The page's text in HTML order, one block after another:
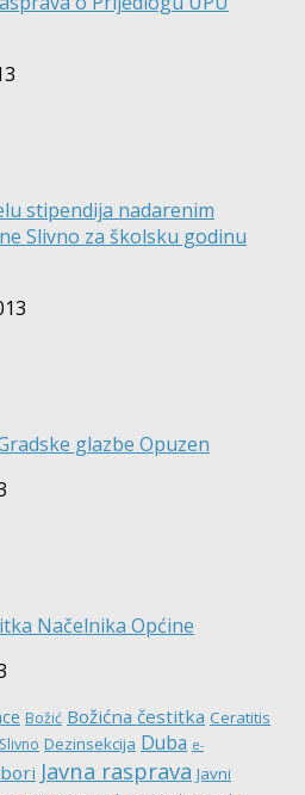
stipendija nadarenim
Slivno za školsku godinu
glazbe Opuzen
Načelnika Općine
Božić Božićna čestitka Ceratitis
Dezinsekcija Duba e-
Javna rasprava Javni